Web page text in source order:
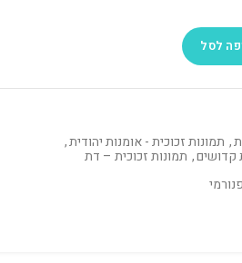
לסל
, תמונות זכוכית - אומנות יהודית,
קדושים, תמונות זכוכית – דת
פנורמי